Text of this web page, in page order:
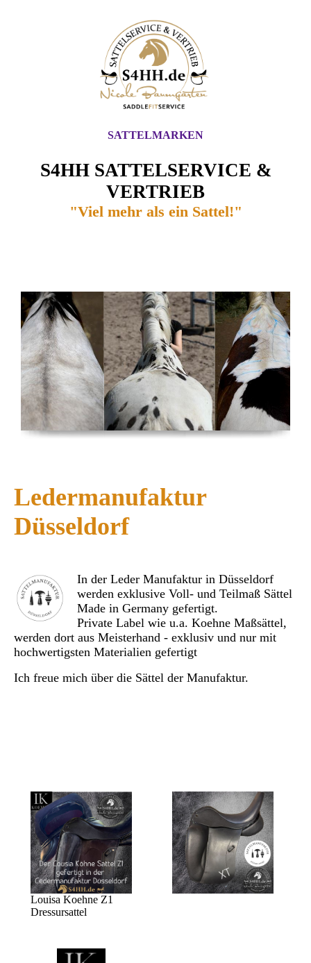
S4HH SATTELSERVICE &
VERTRIEB
"Viel mehr als ein Sattel!"
SATTELMARKEN
Ledermanufaktur
Düsseldorf
In der Leder Manufaktur in Düsseldorf
werden exklusive Voll- und Teilmaß Sättel
Made in Germany gefertigt.
Private Label wie u.a. Koehne Maßsättel,
werden dort aus Meisterhand - exklusiv und nur mit
hochwertigsten Materialien gefertigt
Ich freue mich über die Sättel der Manufaktur.
Louisa Koehne Z1
Dressursattel